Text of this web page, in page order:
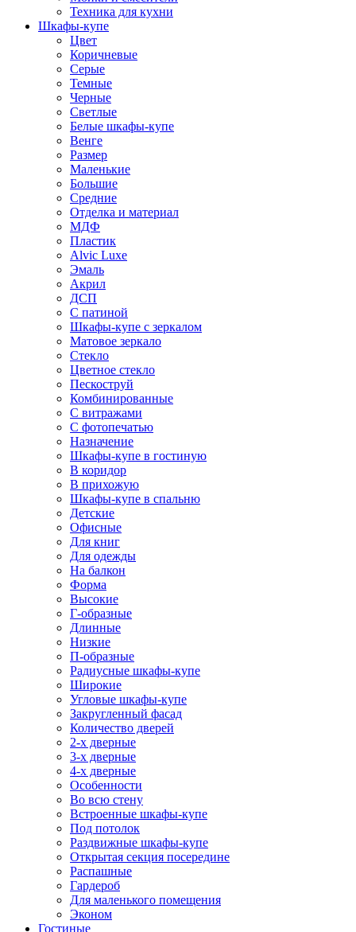
Техника для кухни
Шкафы-купе
Цвет
Коричневые
Серые
Темные
Черные
Светлые
Белые шкафы-купе
Венге
Размер
Маленькие
Большие
Средние
Отделка и материал
МДФ
Пластик
Alvic Luxe
Эмаль
Акрил
ДСП
С патиной
Шкафы-купе с зеркалом
Матовое зеркало
Стекло
Цветное стекло
Пескоструй
Комбинированные
С витражами
С фотопечатью
Назначение
Шкафы-купе в гостиную
В коридор
В прихожую
Шкафы-купе в спальню
Детские
Офисные
Для книг
Для одежды
На балкон
Форма
Высокие
Г-образные
Длинные
Низкие
П-образные
Радиусные шкафы-купе
Широкие
Угловые шкафы-купе
Закругленный фасад
Количество дверей
2-х дверные
3-х дверные
4-х дверные
Особенности
Во всю стену
Встроенные шкафы-купе
Под потолок
Раздвижные шкафы-купе
Открытая секция посередине
Распашные
Гардероб
Для маленького помещения
Эконом
Гостиные